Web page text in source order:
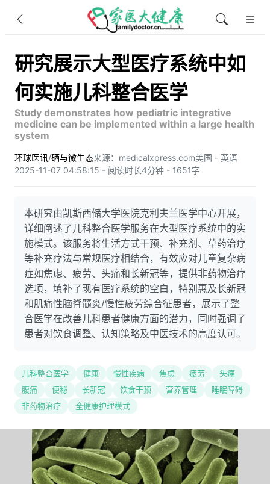
研究展示大型医疗系统中如
何实施儿科整合医学
Study demonstrates how pediatric integrative
medicine can be implemented within a large health
system
环球医讯/硒与微生态来源：medicalxpress.com美国 - 英语
2025-11-07 04:58:15 - 阅读时长4分钟 - 1651字
本研究由凯斯西储大学医院克利夫兰医学中心开展，
详细阐述了儿科整合医学服务在大型医疗系统中的实
施模式。该服务将生活方式干预、补充剂、草药治疗
等补充疗法与常规医疗相结合，有效应对儿童复杂病
症如焦虑、疲劳、头痛和长新冠等，提供非药物治疗
选项，填补了现有医疗系统的空白，特别惠及长新冠
和肌痛性脑脊髓炎/慢性疲劳综合征患者，展示了整
合医学在改善儿科患者健康方面的潜力，同时强调了
患者对饮食调整、认知策略及中医技术的高度认可。
儿科整合医学 健康 慢性疾病 焦虑 疲劳
头痛
腹痛
便秘 长新冠 饮食干预 营养管理
睡眠障碍
非药物治疗
全健康护理模式